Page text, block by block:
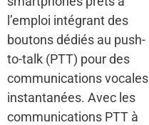
l’emploi intégrant des
boutons dédiés au push-
to-talk (PTT) pour des
communications vocales
instantanées. Avec les
communications PTT à